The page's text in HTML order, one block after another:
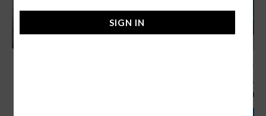
ساعة رولكس daytona سودا
ساعات رجالية ماركة
340,00
SIGN IN